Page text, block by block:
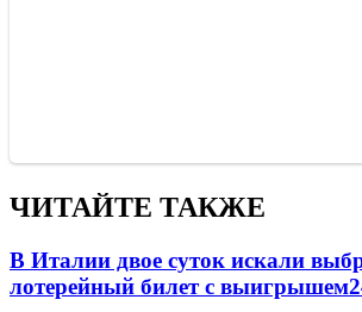
ЧИТАЙТЕ ТАКЖЕ
В Италии двое суток искали
лотерейный билет с выигрышем